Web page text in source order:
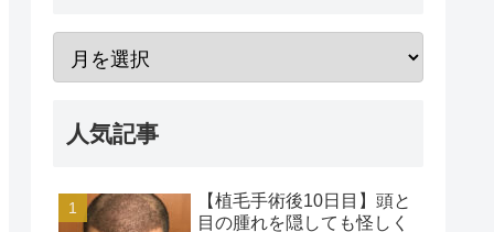
人気記事
【植毛手術後10日目】頭と
目の腫れを隠しても怪しく